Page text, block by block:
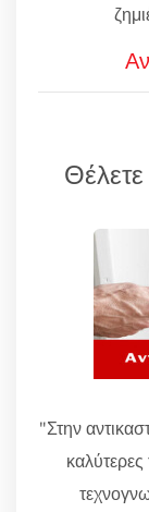
"Στην
καλύτερες